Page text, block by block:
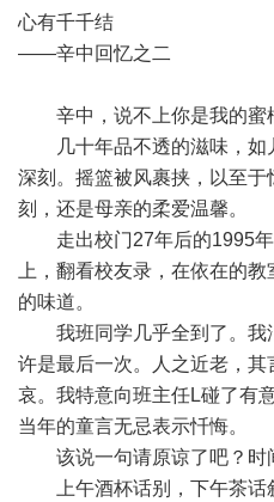
心有千千结
——辛中回忆之二
辛中，说不上你是我的蜜
几十年品不透的滋味，如
深刻。摇篮被风裹挟，以至
刻，还是母亲的柔爱温馨。
走出校门27年后的1995年
上，翻看校友录，在依在的
的味道。
我班同学几乎全到了。我
许是最后一次。人之近老，
哀。我特意向班主任L碰了有
当年的童言无忌表示忏悔。
该说一句请原谅了吧？时
上午酒杯话别，下午茶话